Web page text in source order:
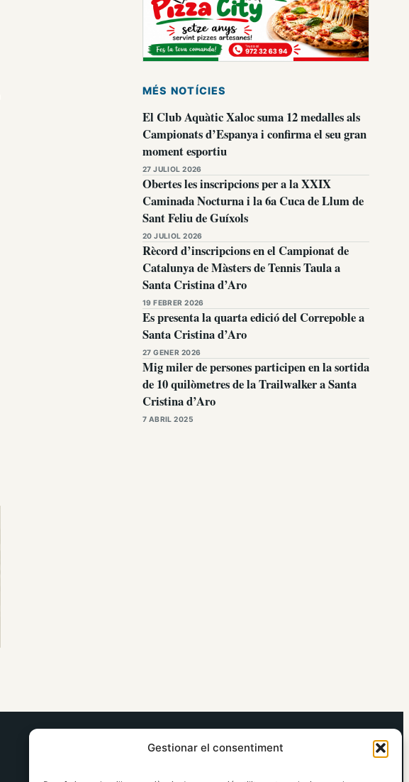
Gestionar el consentiment
MÉS NOTÍCIES
El Club Aquàtic Xaloc suma 12 medalles als
Campionats d’Espanya i confirma el seu gran
moment esportiu
27 JULIOL 2026
Obertes les inscripcions per a la XXIX
Caminada Nocturna i la 6a Cuca de Llum de
Sant Feliu de Guíxols
20 JULIOL 2026
Rècord d’inscripcions en el Campionat de
Catalunya de Màsters de Tennis Taula a
Santa Cristina d’Aro
19 FEBRER 2026
Es presenta la quarta edició del Correpoble a
Santa Cristina d’Aro
27 GENER 2026
Mig miler de persones participen en la sortida
de 10 quilòmetres de la Trailwalker a Santa
Cristina d’Aro
7 ABRIL 2025